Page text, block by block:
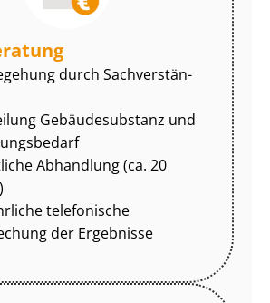
durch Sach­ver­stän­
Gebäudesubstanz und
Abhandlung (ca. 20
telefonische
der Ergebnisse